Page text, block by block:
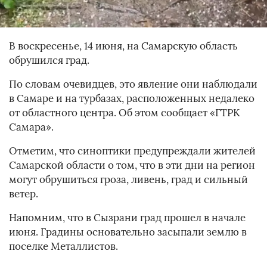
В воскресенье, 14 июня, на Самарскую область
обрушился град.
По словам очевидцев, это явление они наблюдали
в Самаре и на турбазах, расположенных недалеко
от областного центра. Об этом сообщает «ГТРК
Самара».
Отметим, что синоптики предупреждали жителей
Самарской области о том, что в эти дни на регион
могут обрушиться гроза, ливень, град и сильный
ветер.
Напомним, что в Сызрани град прошел в начале
июня. Градины основательно засыпали землю в
поселке Металлистов.